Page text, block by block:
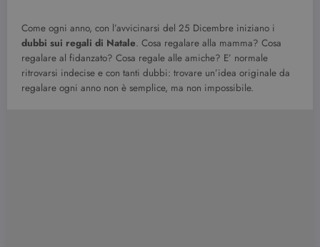
Come ogni anno, con l’avvicinarsi del 25 Dicembre iniziano i
dubbi sui regali di Natale. Cosa regalare alla mamma? Cosa
regalare al fidanzato? Cosa regale alle amiche? E’ normale
ritrovarsi indecise e con tanti dubbi: trovare un’idea originale da
regalare ogni anno non è semplice, ma non impossibile.